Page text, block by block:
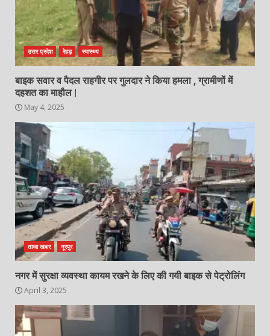
उत्तर प्रदेश रेहड़ स्वास्थ्य
बाइक सवार व पैदल राहगीर पर गुलदार ने किया हमला , ग्रामीणों में
दहशत का माहौल |
May 4, 2025
ताजा खबर नूरपुर
नगर में सुरक्षा व्यवस्था कायम रखने के लिए की गयी बाइक से पेट्रोलिंग
April 3, 2025